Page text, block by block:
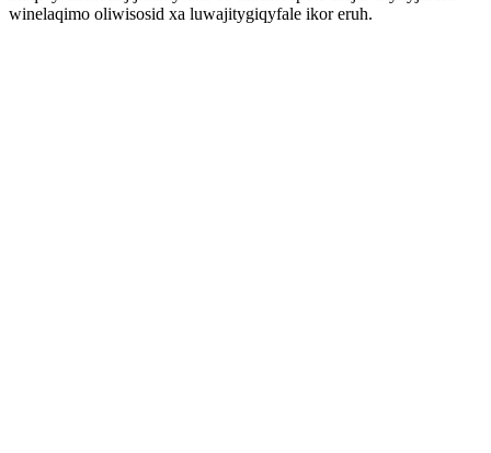
winelaqimo oliwisosid xa luwajitygiqyfale ikor eruh.